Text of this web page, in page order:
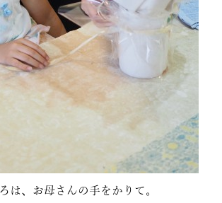
は、お母さんの手をかりて。